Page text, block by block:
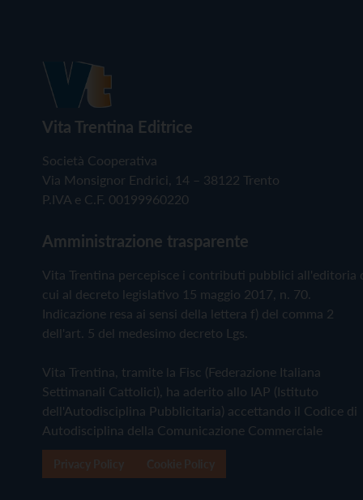
Vita Trentina Editrice
Società Cooperativa
Via Monsignor Endrici, 14 – 38122 Trento
P.IVA e C.F. 00199960220
Amministrazione trasparente
Vita Trentina percepisce i contributi pubblici all'editoria
cui al decreto legislativo 15 maggio 2017, n. 70.
Indicazione resa ai sensi della lettera f) del comma 2
dell'art. 5 del medesimo decreto Lgs.
Vita Trentina, tramite la Fisc (Federazione Italiana
Settimanali Cattolici), ha aderito allo IAP (Istituto
dell'Autodisciplina Pubblicitaria) accettando il Codice di
Autodisciplina della Comunicazione Commerciale